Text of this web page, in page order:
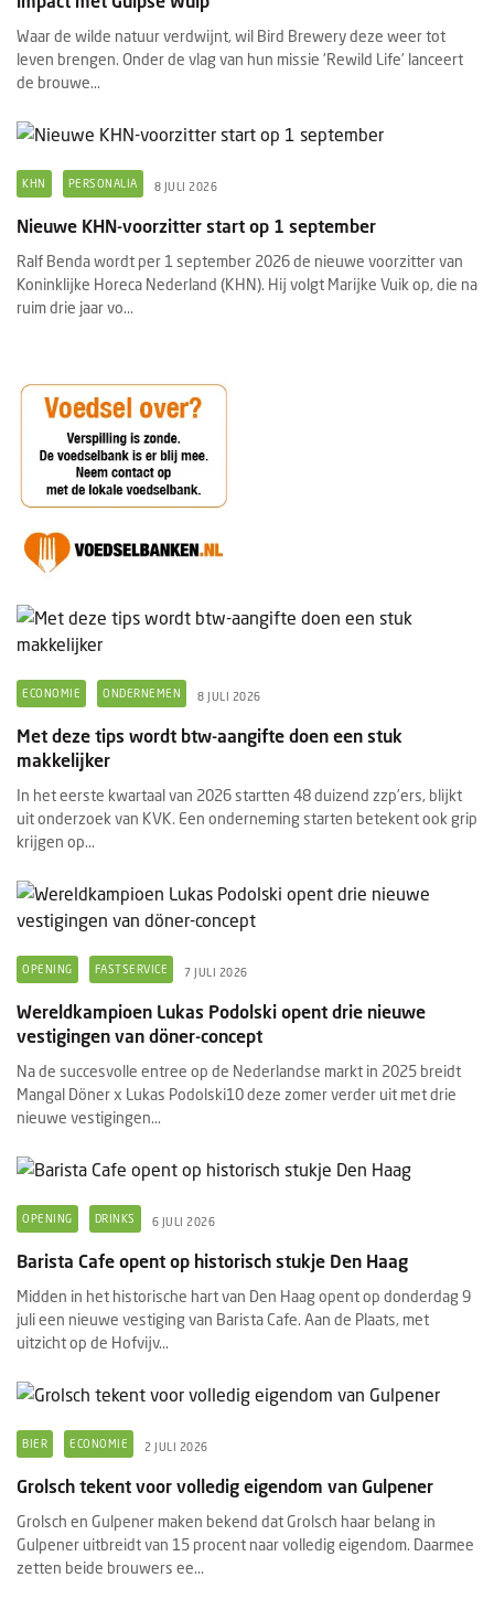
Waar de wilde natuur verdwijnt, wil Bird Brewery deze weer tot
leven brengen. Onder de vlag van hun missie 'Rewild Life’ lanceert
de brouwe...
KHN PERSONALIA 8 JULI 2026
Nieuwe KHN-voorzitter start op 1 september
Ralf Benda wordt per 1 september 2026 de nieuwe voorzitter van
Koninklijke Horeca Nederland (KHN). Hij volgt Marijke Vuik op, die na
ruim drie jaar vo...
ECONOMIE ONDERNEMEN 8 JULI 2026
Met deze tips wordt btw-aangifte doen een stuk
makkelijker
In het eerste kwartaal van 2026 startten 48 duizend zzp’ers, blijkt
uit onderzoek van KVK. Een onderneming starten betekent ook grip
krijgen op...
OPENING FASTSERVICE 7 JULI 2026
Wereldkampioen Lukas Podolski opent drie nieuwe
vestigingen van döner-concept
Na de succesvolle entree op de Nederlandse markt in 2025 breidt
Mangal Döner x Lukas Podolski10 deze zomer verder uit met drie
nieuwe vestigingen...
OPENING DRINKS 6 JULI 2026
Barista Cafe opent op historisch stukje Den Haag
Midden in het historische hart van Den Haag opent op donderdag 9
juli een nieuwe vestiging van Barista Cafe. Aan de Plaats, met
uitzicht op de Hofvijv...
BIER ECONOMIE 2 JULI 2026
Grolsch tekent voor volledig eigendom van Gulpener
Grolsch en Gulpener maken bekend dat Grolsch haar belang in
Gulpener uitbreidt van 15 procent naar volledig eigendom. Daarmee
zetten beide brouwers ee...